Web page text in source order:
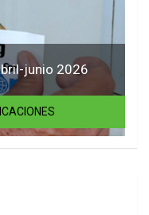
junio 2026